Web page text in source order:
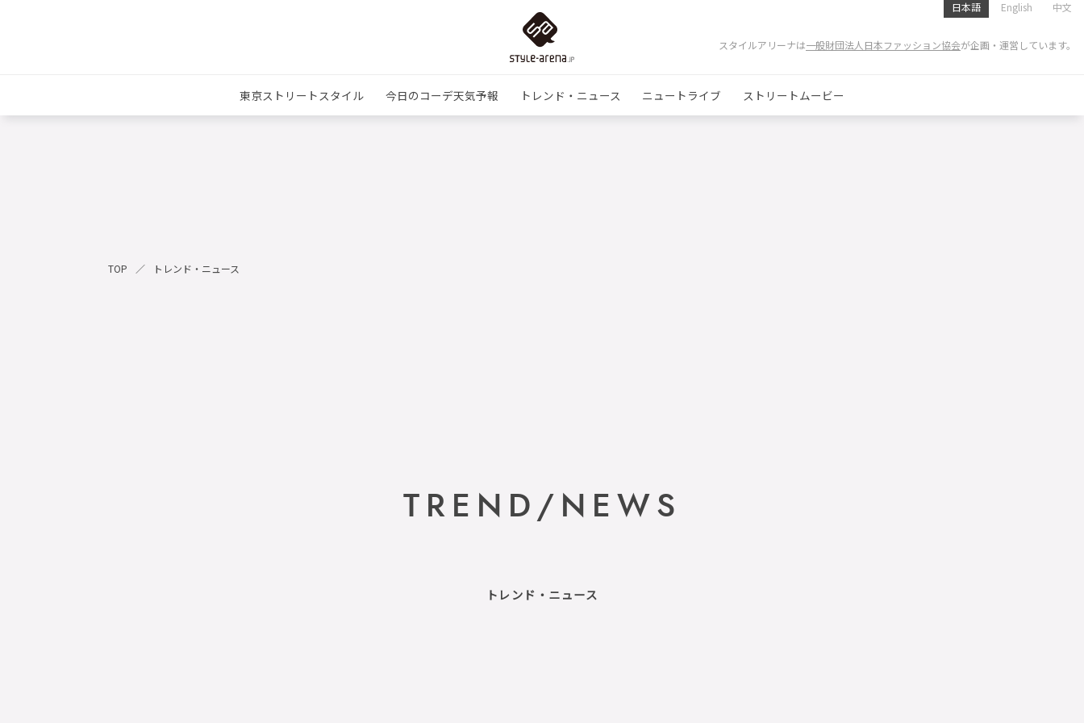
日本語 English 中文
スタイルアリーナは一般財団法人日本ファッション協会が企画・運営しています。
東京ストリートスタイル 今日のコーデ天気予報 トレンド・ニュース ニュートライブ ストリートムービー
TOP トレンド・ニュース
TREND/NEWS
トレンド・ニュース